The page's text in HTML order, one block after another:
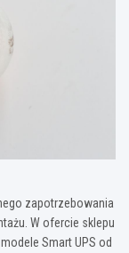
zapotrzebowania
W ofercie sklepu
Smart UPS od